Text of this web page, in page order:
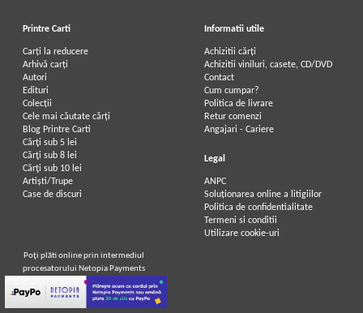
Printre Carti
Carți la reducere
Arhivă carți
Autori
Edituri
Colecții
Cele mai căutate cărți
Blog Printre Carti
Cărţi sub 5 lei
Cărţi sub 8 lei
Cărţi sub 10 lei
Artiști/Trupe
Case de discuri
Informatii utile
Achizitii cărți
Achizitii viniluri, casete, CD/DVD
Contact
Cum cumpar?
Politica de livrare
Retur comenzi
Angajari - Cariere
Legal
ANPC
Soluționarea online a litigiilor
Politica de confidentialitate
Termeni si conditii
Utilizare cookie-uri
Poţi plăti online prin intermediul
procesatorului Netopia Payments